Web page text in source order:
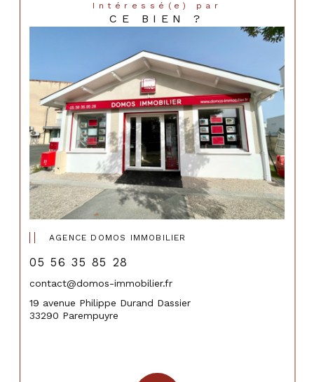
Intéressé(e) par
CE BIEN ?
AGENCE DOMOS IMMOBILIER
05 56 35 85 28
contact@domos-immobilier.fr
19 avenue Philippe Durand Dassier
33290 Parempuyre